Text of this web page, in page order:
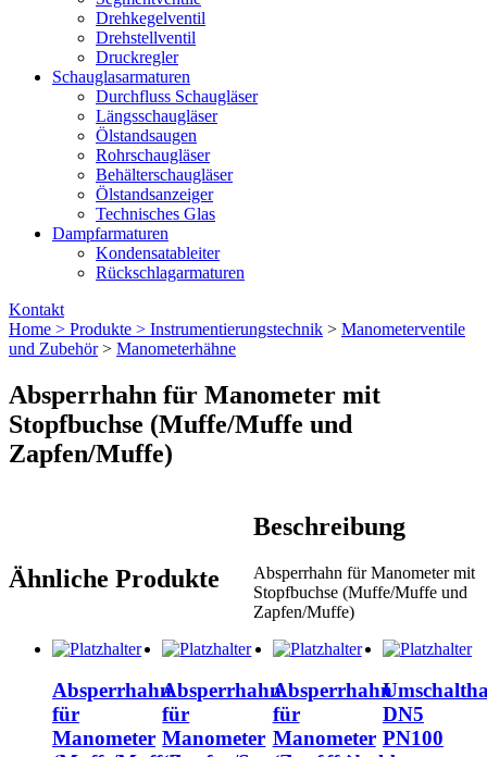
Drehkegelventil
Drehstellventil
Druckregler
Schauglas­armaturen
Durchfluss Schaugläser
Längsschaugläser
Ölstandsaugen
Rohrschaugläser
Behälterschaugläser
Ölstandsanzeiger
Technisches Glas
Dampfarmaturen
Kondensatableiter
Rückschlagarmaturen
Kontakt
Home > Produkte > Instrumentierungs­technik > Manometerventile
und Zubehör> Manometerhähne
Absperrhahn für Manometer mit
Stopfbuchse (Muffe/Muffe und
Zapfen/Muffe)
Beschreibung
Absperrhahn für Manometer mit
Stopfbuchse (Muffe/Muffe und
Zapfen/Muffe)
Ähnliche Produkte
Absperrhahn
für
Manometer
Absperrhahn
für
Manometer
Absperrhahn
für
Manometer
DN5
PN100